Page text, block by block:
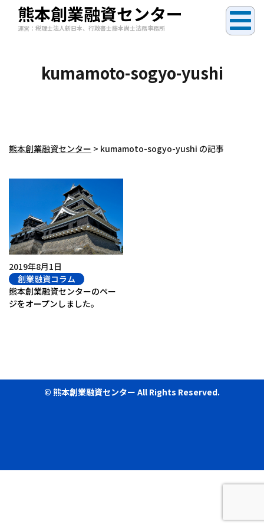
熊本創業融資センター
運営：税理士法人新日本、行政書士藤本尚士法務事務所
kumamoto-sogyo-yushi
熊本創業融資センター > kumamoto-sogyo-yushi の記事
2019年8月1日
創業融資コラム
熊本創業融資センターのペー
ジをオープンしました。
© 熊本創業融資センター All Rights Reserved.